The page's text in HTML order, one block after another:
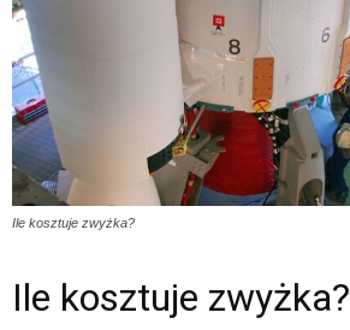
Ile kosztuje zwyżka?
Ile kosztuje zwyżka?